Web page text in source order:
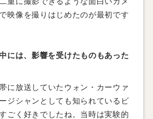
映像を撮りはじめたのが最初です
は、影響を受けたものもあった
に放送していたウォン・カーウァ
ジシャンとしても知られているビ
ごく好きでしたね。当時は実験的